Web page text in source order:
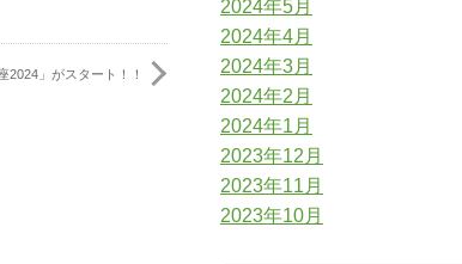
2024」がスタート！！
2024年5月
2024年4月
2024年3月
2024年2月
2024年1月
2023年12月
2023年11月
2023年10月